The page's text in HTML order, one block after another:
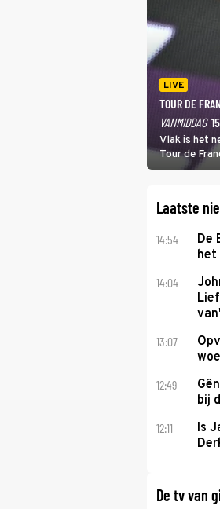
LIVE
TOUR DE
VANMIDDAG
Vlak is het
Tour de
won.
Laatste
14:54
De
het
14:04
van'
13:07
12:49
bij
12:11
Is
De tv van